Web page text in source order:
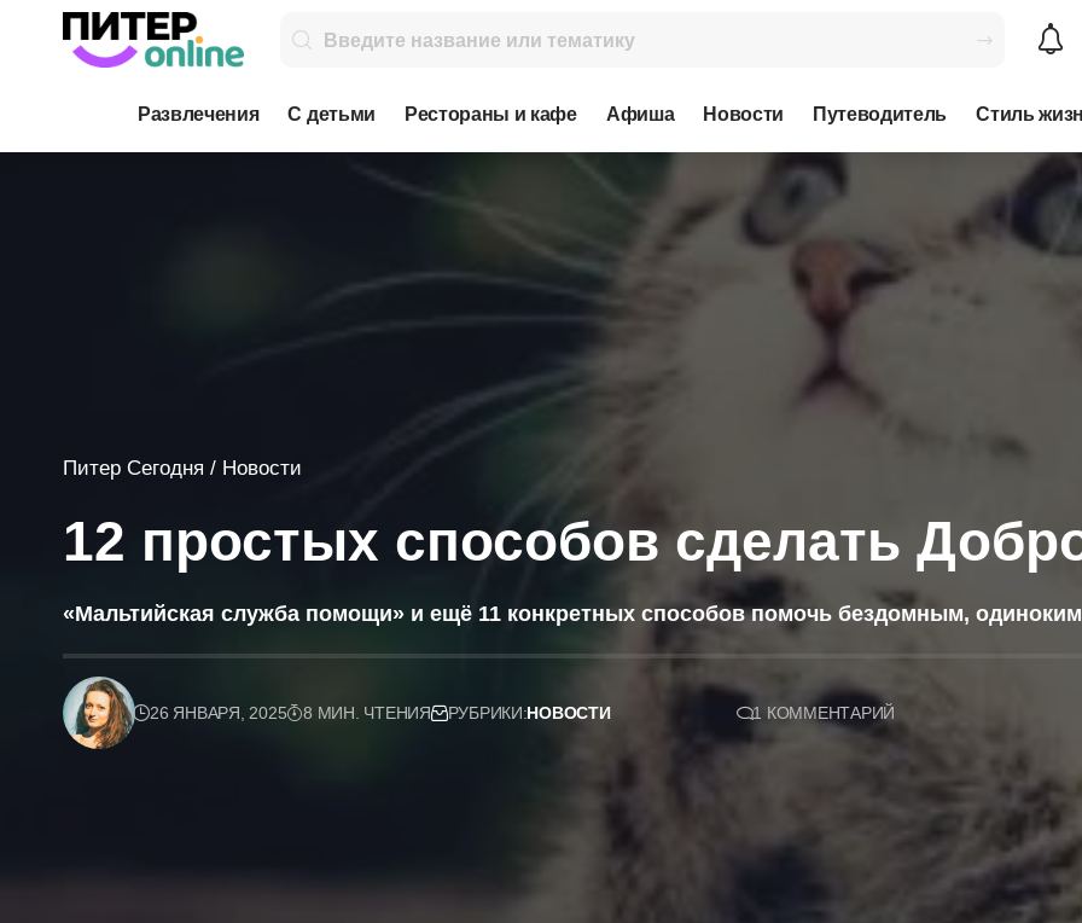
Развлечения С детьми Рестораны и кафе Афиша Новости Путеводитель Стиль
Питер Сегодня / Новости
12 простых способов сделать
«Мальтийская служба помощи» и ещё 11 конкретных способов помочь бездомным,
26 ЯНВАРЯ, 2025 8 МИН. ЧТЕНИЯ РУБРИКИ:НОВОСТИ 1 КОММЕНТАРИЙ